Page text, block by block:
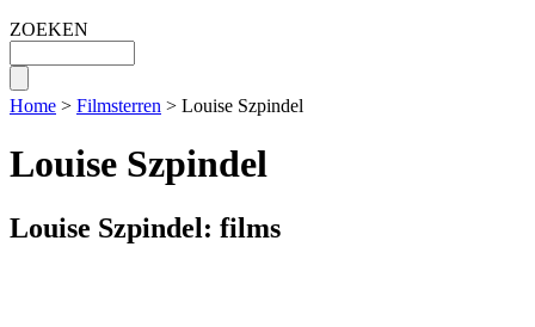
ZOEKEN
Home > Filmsterren > Louise Szpindel
Louise Szpindel
Louise Szpindel: films